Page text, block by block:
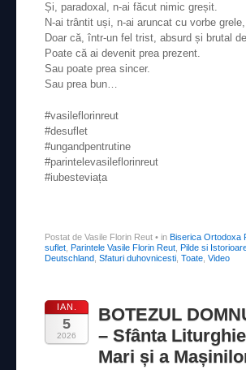
Și, paradoxal, n-ai făcut nimic greșit.
N-ai trântit uși, n-ai aruncat cu vorbe
Doar că, într-un fel trist, absurd și brutal
Poate că ai devenit prea prezent.
Sau poate prea sincer.
Sau prea bun…
#vasileflorinreut
#desuflet
#ungandpentrutine
#parintelevasileflorinreut
#iubesteviața
Postat de Vasile Florin Reut • in Biserica Ortodoxa
suflet Parintele Vasile Florin Reut Pilde si
Deutschland Sfaturi duhovnicesti Toate Video
IAN.
5
2026
BOTEZUL
– Sfânta
Mari și a